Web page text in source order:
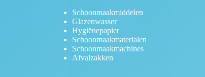
Schoonmaakmiddelen
Glazenwasser
Hygiënepapier
Schoonmaakmaterialen
Schoonmaakmachines
Afvalzakken